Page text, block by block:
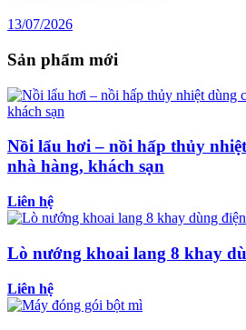
13/07/2026
Sản phẩm mới
Nồi lẩu hơi – nồi hấp thủy
nhà hàng, khách sạn
Liên hệ
Lò nướng khoai lang 8 khay
Liên hệ